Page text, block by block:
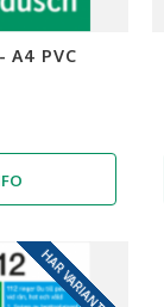
A4 PVC
HAR VARIANTER